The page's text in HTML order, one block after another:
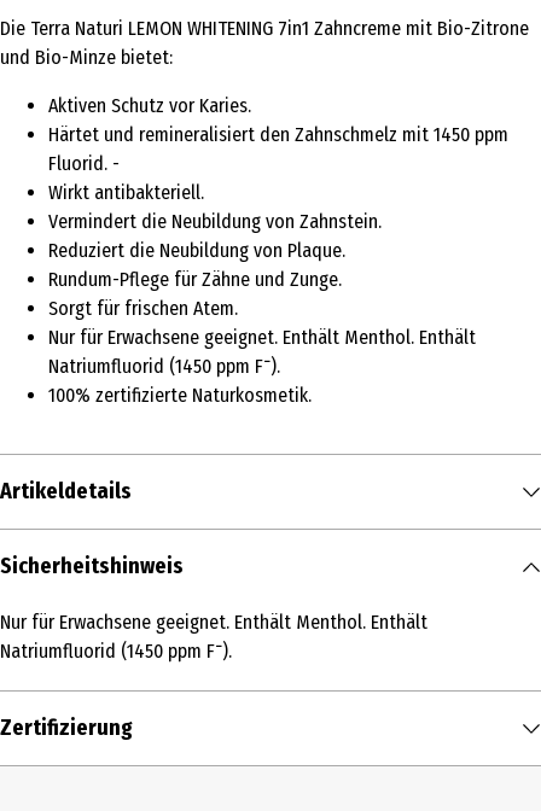
Die Terra Naturi LEMON WHITENING 7in1 Zahncreme mit Bio-Zitrone
und Bio-Minze bietet:
Aktiven Schutz vor Karies.
Härtet und remineralisiert den Zahnschmelz mit 1450 ppm
Fluorid. -
Wirkt antibakteriell.
Vermindert die Neubildung von Zahnstein.
Reduziert die Neubildung von Plaque.
Rundum-Pflege für Zähne und Zunge.
Sorgt für frischen Atem.
Nur für Erwachsene geeignet. Enthält Menthol. Enthält
Natriumfluorid (1450 ppm F־).
100% zertifizierte Naturkosmetik.
Artikeldetails
Inhalt
Produkttyp
Inhaltsstoffe
Sicherheitshinweis
Nur für Erwachsene geeignet. Enthält Menthol. Enthält
Natriumfluorid (1450 ppm F־).
Zertifizierung